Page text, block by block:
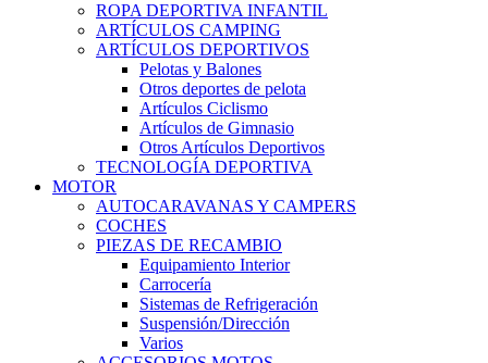
ROPA DEPORTIVA INFANTIL
ARTÍCULOS CAMPING
ARTÍCULOS DEPORTIVOS
Pelotas y Balones
Otros deportes de pelota
Artículos Ciclismo
Artículos de Gimnasio
Otros Artículos Deportivos
TECNOLOGÍA DEPORTIVA
MOTOR
AUTOCARAVANAS Y CAMPERS
COCHES
PIEZAS DE RECAMBIO
Equipamiento Interior
Carrocería
Sistemas de Refrigeración
Suspensión/Dirección
Varios